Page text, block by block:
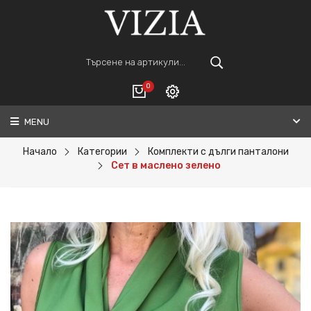
0
ВАШАТА КОЛИЧКА Е ПРАЗНА.
ПОРЪЧАЙ
Регистрация
MENU
Начало Категории
Комплекти с дълги панталони
Сет в маслено зелено